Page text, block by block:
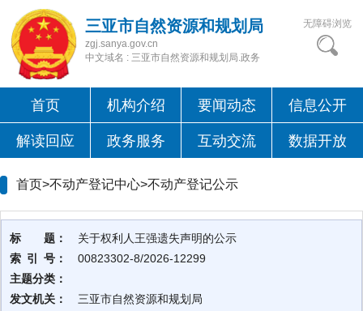
三亚市自然资源和规划局
zgj.sanya.gov.cn
中文域名 : 三亚市自然资源和规划局.政务
无障碍浏览
首页 机构介绍 要闻动态 信息公开
解读回应 政务服务 互动交流 数据开放
首页>不动产登记中心>不动产登记公示
标 题：
关于权利人王强遗失声明的公示
索 引 号：
00823302-8/2026-12299
主题分类：
发文机关：
三亚市自然资源和规划局